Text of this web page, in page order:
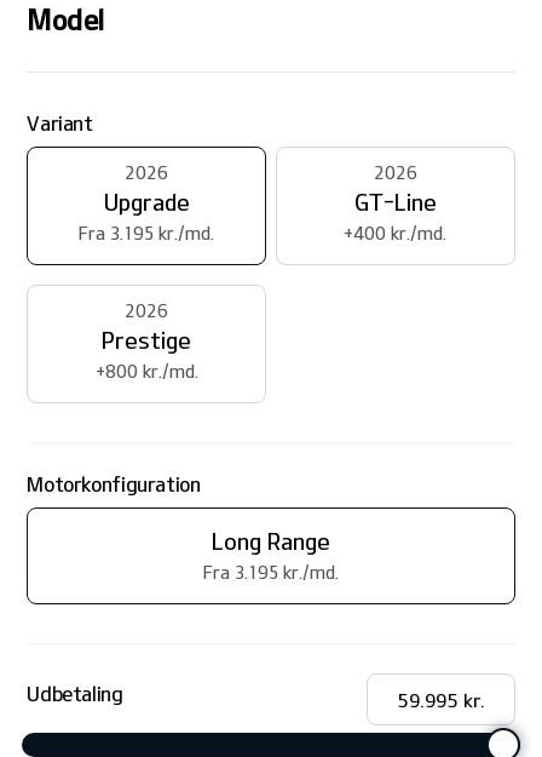
Model
Variant
2026
Upgrade
Fra 3.195 kr./md.
2026
GT-Line
+400 kr./md.
2026
Prestige
+800 kr./md.
Motorkonfiguration
Long Range
Fra 3.195 kr./md.
Udbetaling 59.995 kr.